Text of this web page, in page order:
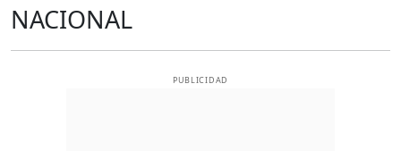
NACIONAL
PUBLICIDAD